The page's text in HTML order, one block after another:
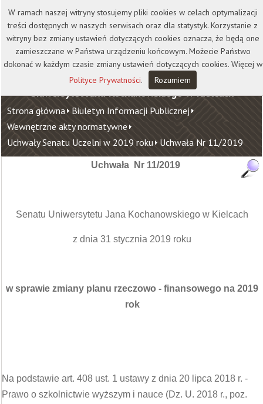
Kontakt Biblioteka
Wydawnictwo
Wirtualna Uczelnia
Uniwersytet Jana Kochanowskiego w Kielcach
Strona główna Biuletyn Informacji Publicznej
Wewnętrzne akty normatywne
Uchwały Senatu Uczelni w 2019 roku Uchwała Nr 11/2019
Uchwała Nr 11/2019
Senatu Uniwersytetu Jana Kochanowskiego w Kielcach
z dnia 31 stycznia 2019 roku
w sprawie zmiany planu rzeczowo - finansowego na 2019
rok
Na podstawie art. 408 ust. 1 ustawy z dnia 20 lipca 2018 r. -
Prawo o szkolnictwie wyższym i nauce (Dz. U. 2018 r., poz.
W ramach naszej witryny stosujemy pliki cookies w celach optymalizacji
treści dostępnych w naszych serwisach oraz dla statystyk. Korzystanie z
witryny bez zmiany ustawień dotyczących cookies oznacza, że będą one
zamieszczane w Państwa urządzeniu końcowym. Możecie Państwo
dokonać w każdym czasie zmiany ustawień dotyczących cookies. Więcej w
Polityce Prywatności. Rozumiem